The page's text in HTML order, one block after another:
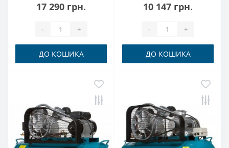
17 290 грн.
- +
ДО КОШИКА
10 147 грн.
- +
ДО КОШИКА